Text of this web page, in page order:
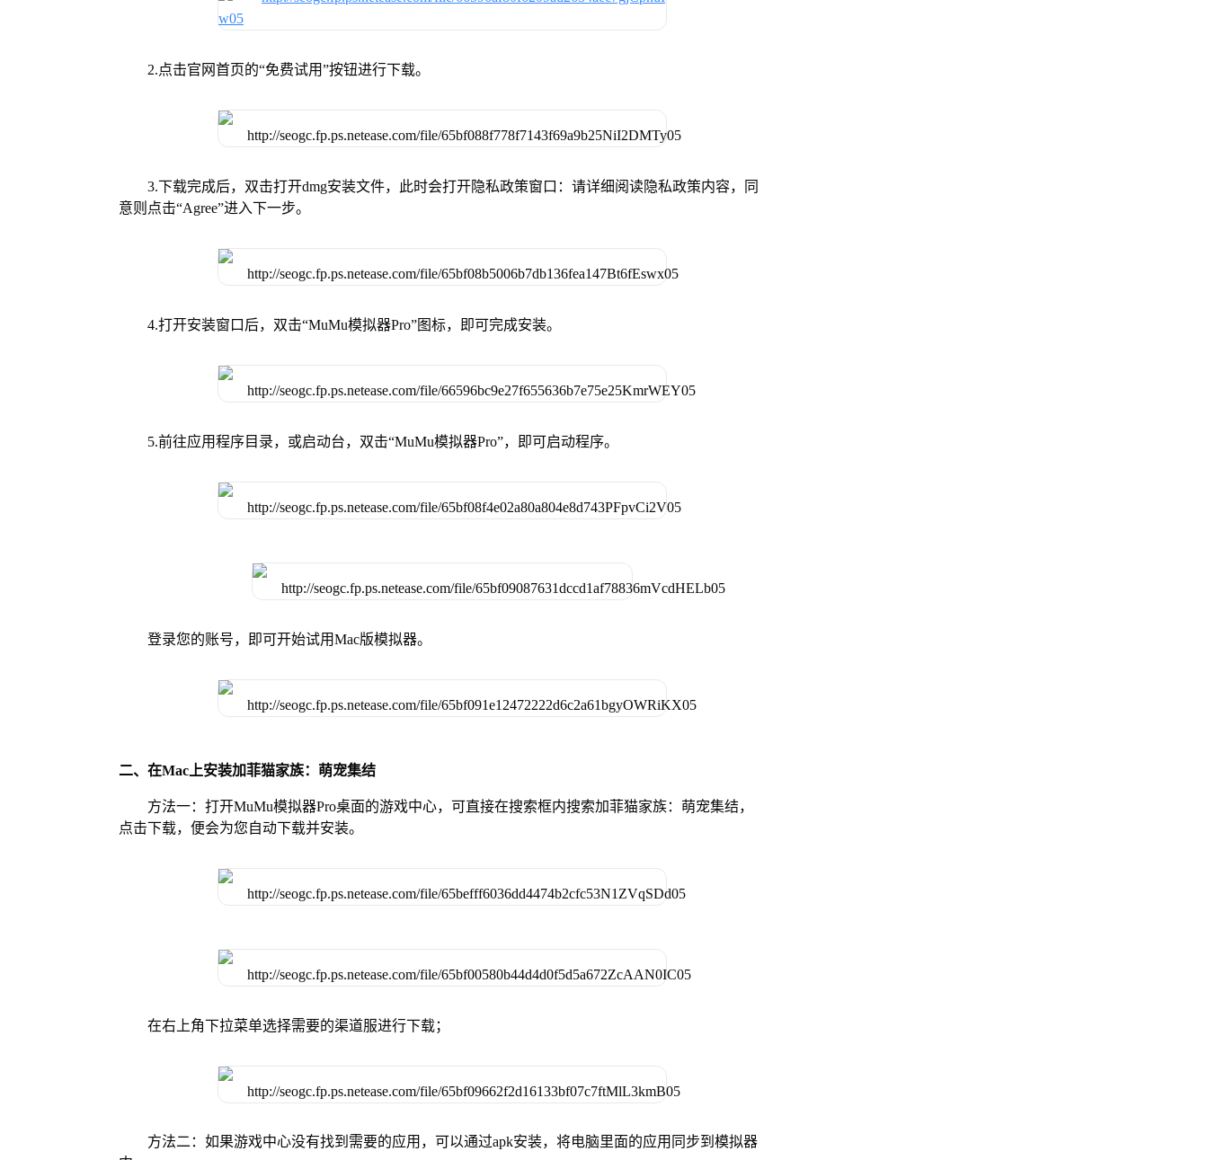
2.点击官网首页的“免费试用”按钮进行下载。
3.下载完成后，双击打开dmg安装文件，此时会打开隐私政策窗口：请详细阅读隐私政策内容，同
意则点击“Agree”进入下一步。
4.打开安装窗口后，双击“MuMu模拟器Pro”图标，即可完成安装。
5.前往应用程序目录，或启动台，双击“MuMu模拟器Pro”，即可启动程序。
登录您的账号，即可开始试用Mac版模拟器。
二、在Mac上安装加菲猫家族：萌宠集结
方法一：打开MuMu模拟器Pro桌面的游戏中心，可直接在搜索框内搜索加菲猫家族：萌宠集结，
点击下载，便会为您自动下载并安装。
在右上角下拉菜单选择需要的渠道服进行下载；
方法二：如果游戏中心没有找到需要的应用，可以通过apk安装，将电脑里面的应用同步到模拟器